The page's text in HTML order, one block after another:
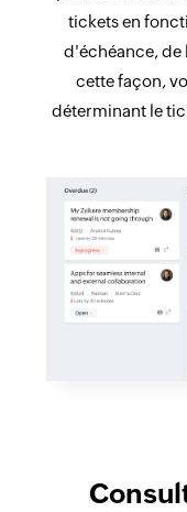
tickets en
d'échéance, de
cette façon,
déterminant le